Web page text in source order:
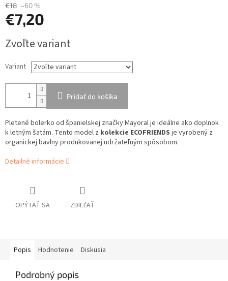
€18 –60 %
€7,20
cena:
Zvoľte variant
Variant
Pridať do košíka
Pletené bolerko od španielskej značky Mayoral je ideálne ako doplnok
k letným šatám. Tento model z kolekcie ECOFRIENDS je vyrobený z
organickej bavlny produkovanej udržateľným spôsobom.
Detailné informácie
OPÝTAŤ SA ZDIEĽAŤ
Popis Hodnotenie Diskusia
Podrobný popis